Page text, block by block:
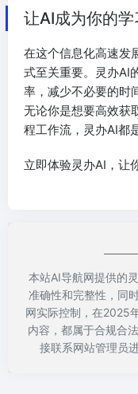
让AI成为你的
在这个信息化高速发
式至关重要。灵办AI
率，减少不必要的时
无论你是想要高效获
程工作流，灵办AI都
立即体验灵办AI，让
本站AI导航网提供的
准确性和完整性，同
网实际控制，在2025
内容，都属于合规合
接联系网站管理员